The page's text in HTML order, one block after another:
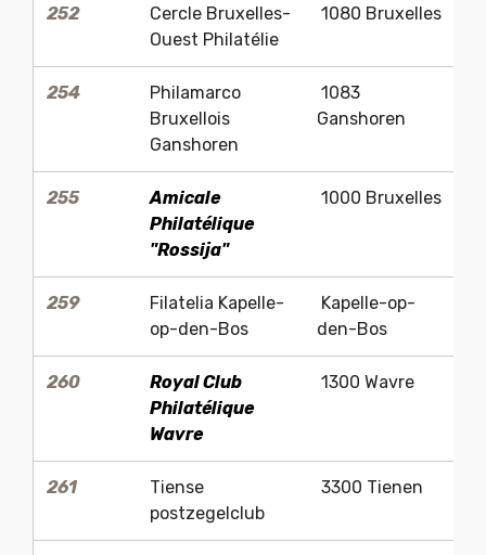
252
Cercle Bruxelles-
Ouest Philatélie
1080 Bruxelles
254
Philamarco
Bruxellois
Ganshoren
1083
Ganshoren
255
Amicale
Philatélique
"Rossija"
1000 Bruxelles
259
Filatelia Kapelle-
op-den-Bos
Kapelle-op-
den-Bos
260
Royal Club
Philatélique
Wavre
1300 Wavre
261
Tiense
postzegelclub
3300 Tienen